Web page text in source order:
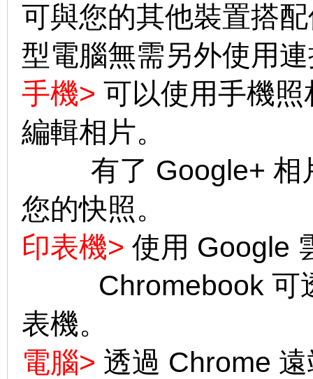
可與您的其他裝置搭
型電腦無需另外使用
手機> 可以使用手機
編輯相片。
有了 Google+ 相片
您的快照。
印表機> 使用 Google
Chromebook 可透
表機。
電腦> 透過 Chrome